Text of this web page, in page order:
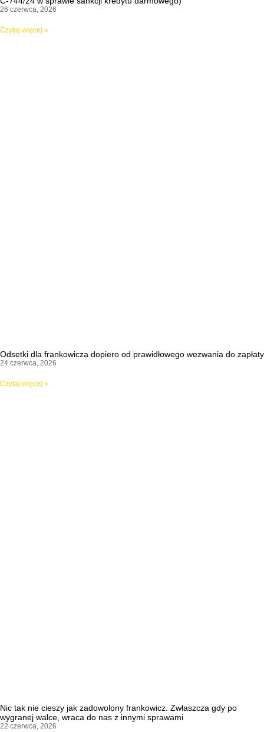
26 czerwca, 2026
Czytaj więcej »
Odsetki dla frankowicza dopiero od prawidłowego wezwania do zapłaty
24 czerwca, 2026
Czytaj więcej »
Nic tak nie cieszy jak zadowolony frankowicz. Zwłaszcza gdy po
wygranej walce, wraca do nas z innymi sprawami
22 czerwca, 2026